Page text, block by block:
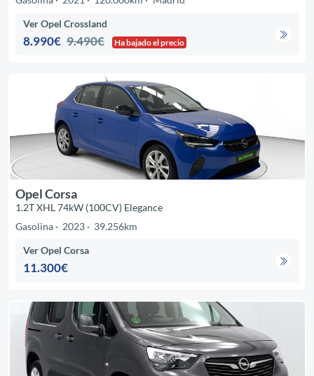
Ver Opel Crossland
8.990€ 9.490€ Ha bajado el precio
Opel Corsa
1.2T XHL 74kW (100CV) Elegance
Gasolina
2023 39.256km
Ver Opel Corsa
11.300€